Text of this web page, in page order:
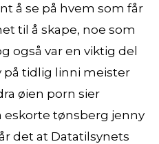
å se på hvem som får
til å skape, noe som
også var en viktig del
på tidlig linni meister
øien porn sier
eskorte tønsberg jenny
det at Datatilsynets